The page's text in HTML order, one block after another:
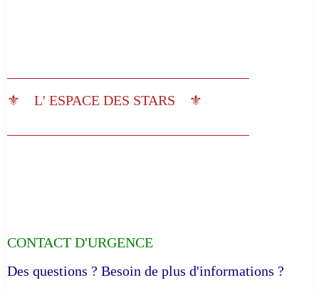
⚜️ L' ESPACE DES STARS ⚜️
CONTACT D'URGENCE
Des questions ? Besoin de plus d'informations ?